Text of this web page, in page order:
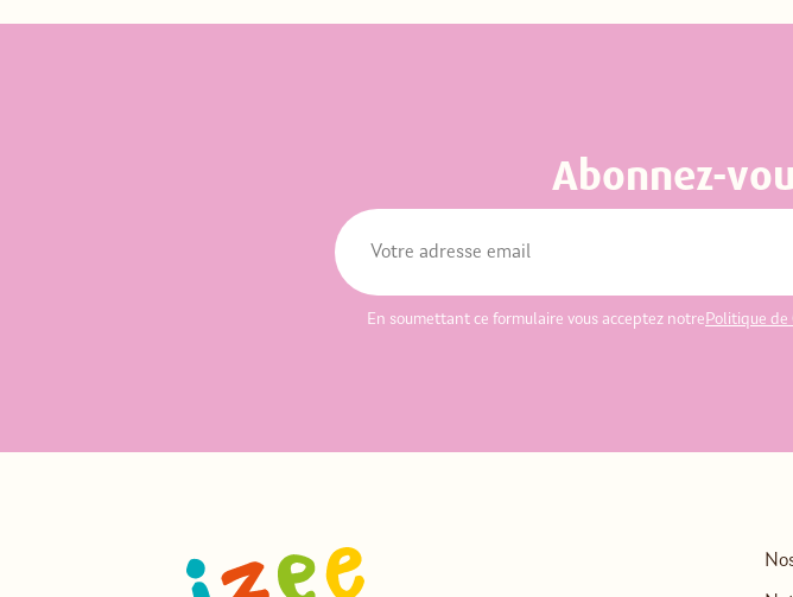
Abonnez-
En soumettant ce formulaire vous acceptez notrePolitique